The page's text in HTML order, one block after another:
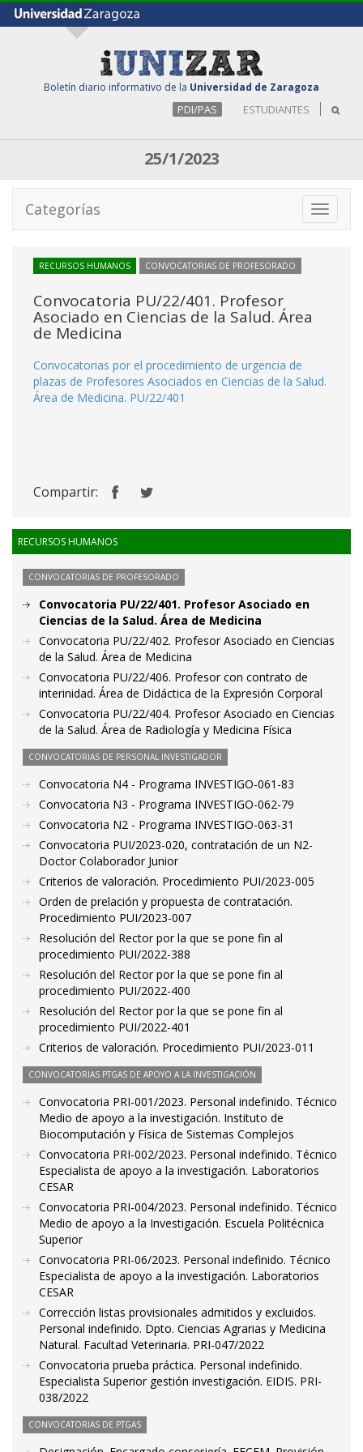
Boletín diario informativo de la Universidad de Zaragoza
PDI/PAS ESTUDIANTES
25/1/2023
Toggle
Categorías
RECURSOS HUMANOS CONVOCATORIAS DE PROFESORADO
Convocatoria PU/22/401. Profesor
Asociado en Ciencias de la Salud. Área
de Medicina
Convocatorias por el procedimiento de urgencia de
plazas de Profesores Asociados en Ciencias de la Salud.
Área de Medicina. PU/22/401
Compartir:
RECURSOS HUMANOS
CONVOCATORIAS DE PROFESORADO
Convocatoria PU/22/401. Profesor Asociado en
Ciencias de la Salud. Área de Medicina
Convocatoria PU/22/402. Profesor Asociado en Ciencias
de la Salud. Área de Medicina
Convocatoria PU/22/406. Profesor con contrato de
interinidad. Área de Didáctica de la Expresión Corporal
Convocatoria PU/22/404. Profesor Asociado en Ciencias
de la Salud. Área de Radiología y Medicina Física
CONVOCATORIAS DE PERSONAL INVESTIGADOR
Convocatoria N4 - Programa INVESTIGO-061-83
Convocatoria N3 - Programa INVESTIGO-062-79
Convocatoria N2 - Programa INVESTIGO-063-31
Convocatoria PUI/2023-020, contratación de un N2-
Doctor Colaborador Junior
Criterios de valoración. Procedimiento PUI/2023-005
Orden de prelación y propuesta de contratación.
Procedimiento PUI/2023-007
Resolución del Rector por la que se pone fin al
procedimiento PUI/2022-388
Resolución del Rector por la que se pone fin al
procedimiento PUI/2022-400
Resolución del Rector por la que se pone fin al
procedimiento PUI/2022-401
Criterios de valoración. Procedimiento PUI/2023-011
CONVOCATORIAS PTGAS DE APOYO A LA INVESTIGACIÓN
Convocatoria PRI-001/2023. Personal indefinido. Técnico
Medio de apoyo a la investigación. Instituto de
Biocomputación y Física de Sistemas Complejos
Convocatoria PRI-002/2023. Personal indefinido. Técnico
Especialista de apoyo a la investigación. Laboratorios
CESAR
Convocatoria PRI-004/2023. Personal indefinido. Técnico
Medio de apoyo a la Investigación. Escuela Politécnica
Superior
Convocatoria PRI-06/2023. Personal indefinido. Técnico
Especialista de apoyo a la investigación. Laboratorios
CESAR
Corrección listas provisionales admitidos y excluidos.
Personal indefinido. Dpto. Ciencias Agrarias y Medicina
Natural. Facultad Veterinaria. PRI-047/2022
Convocatoria prueba práctica. Personal indefinido.
Especialista Superior gestión investigación. EIDIS. PRI-
038/2022
CONVOCATORIAS DE PTGAS